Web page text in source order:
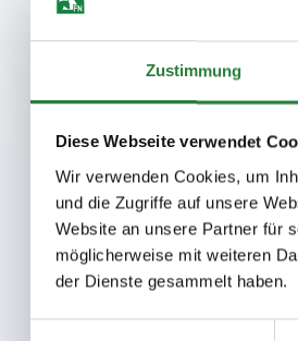
Zustimmung
Diese Webseite verwendet
Wir verwenden Cookies, um
und die Zugriffe auf unsere
Website an unsere Partner für
möglicherweise mit weiteren
der Dienste gesammelt haben.
bezahlen,
nicht akzeptiert!
-Bitte beachten
zahlung von
-Es werden
platz vergeben
-Ein Schmied ist
bedingungen, die